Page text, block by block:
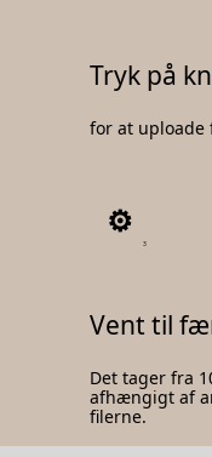
Tryk på
for at
3
Vent til
Det tager fra
afhængigt af
filerne.